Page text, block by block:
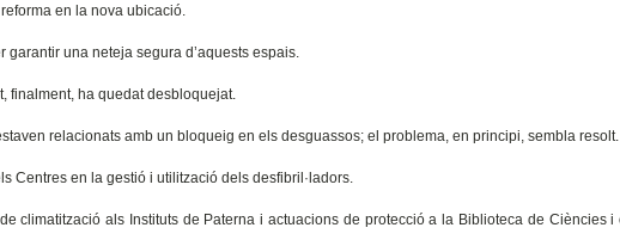
en la nova ubicació.
garantir una neteja segura d’aquests espais.
finalment, ha quedat desbloquejat.
relacionats amb un bloqueig en els desguassos; el problema, en principi, sembla resolt.
Centres en la gestió i utilització dels desfibril·ladors.
climatització als Instituts de Paterna i actuacions de protecció a la Biblioteca de Ciències i